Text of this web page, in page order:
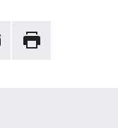
Drucken